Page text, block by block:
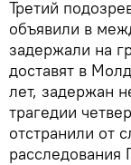
Третий
объявили в
задержали на
доставят в
лет, задержан
трагедии
отстранили от
расследования